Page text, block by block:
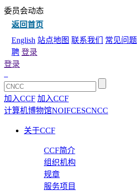
委员会动态
返回首页
English 站点地图 联系我们 常见问题
聘 登录
登录
加入CCF 加入CCF
计算机博物馆NOIFCESCNCC
关于CCF
CCF简介
组织机构
规章
服务项目